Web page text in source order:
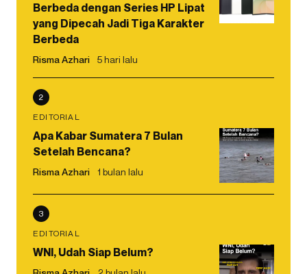
Berbeda dengan Series HP Lipat
yang Dipecah Jadi Tiga Karakter
Berbeda
Risma Azhari 5 hari lalu
2
EDITORIAL
Apa Kabar Sumatera 7 Bulan
Setelah Bencana?
Risma Azhari 1 bulan lalu
3
EDITORIAL
WNI, Udah Siap Belum?